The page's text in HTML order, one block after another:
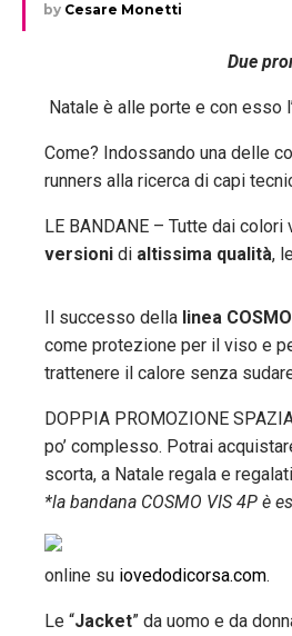
by Cesare Monetti
Due
Natale è alle porte e con esso
Come? Indossando una delle
runners alla ricerca di capi
LE BANDANE – Tutte dai
versioni di altissima qualità,
Il successo della linea COSMO
come protezione per il viso e
trattenere il calore senza
DOPPIA PROMOZIONE
po’ complesso. Potrai
scorta, a Natale regala e
*la bandana COSMO VIS 4P è
online su iovedodicorsa.com.
Le “Jacket” da uomo e da